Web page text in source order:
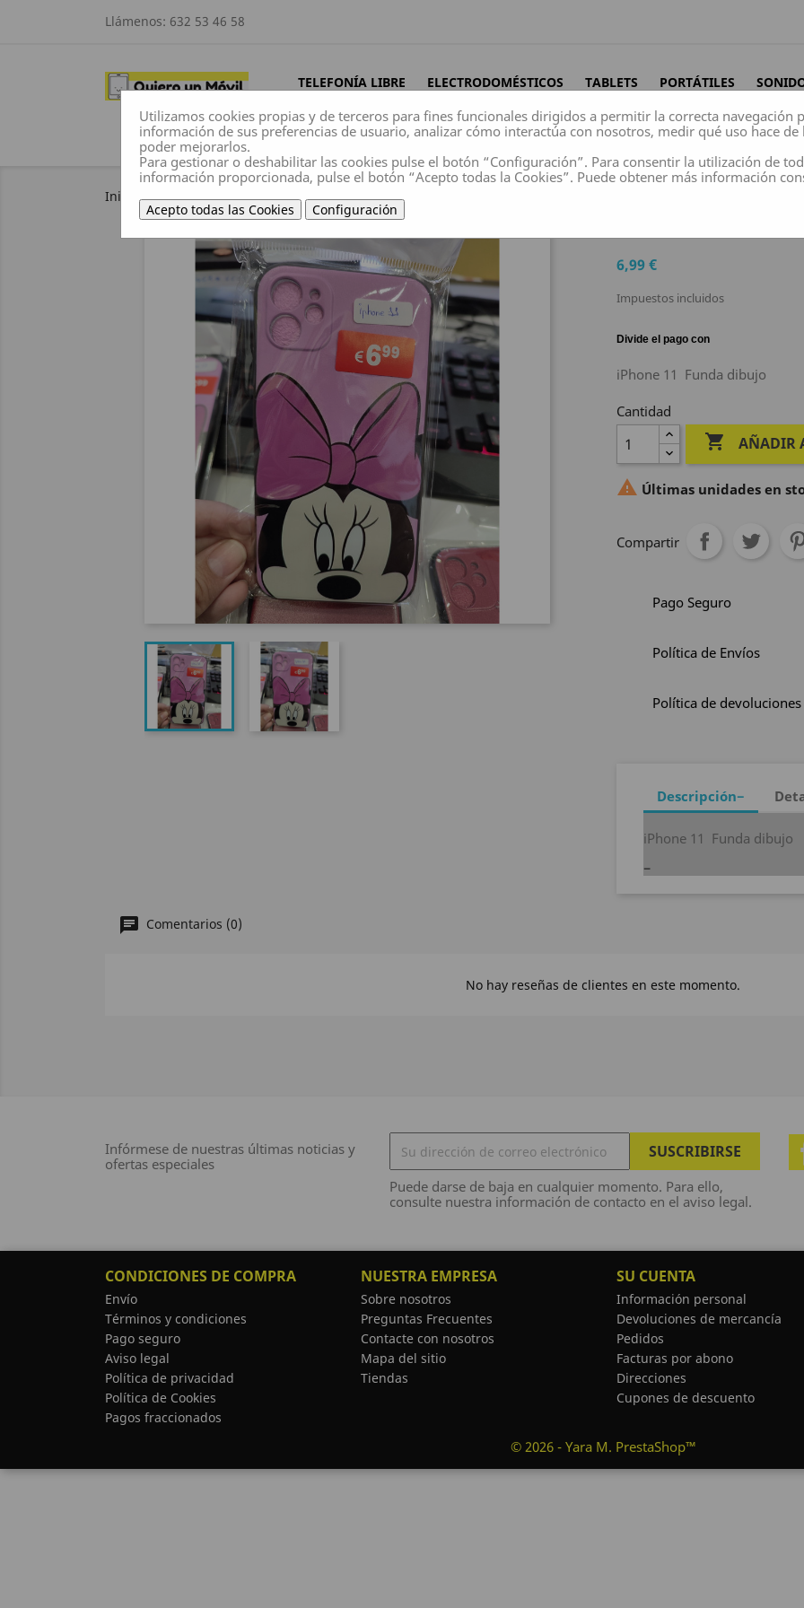
Llámenos: 632 53 46 58
TELEFONÍA LIBRE ELECTRODOMÉSTICOS TABLETS PORTÁTILES
Inicio Fundas Apple iPhone 11 iPhone 11 Funda dibujo
6,99 €
Impuestos incluidos
iPhone 11 Funda dibujo
Cantidad
 AÑADIR
 Últimas unidades en
Compartir
Pago Seguro
Política de Envíos
Política de devoluciones
Descripción
iPhone 11 Funda dibujo
Comentarios (0)
No hay reseñas de clientes en este momento.
Infórmese de nuestras últimas noticias y
ofertas especiales
Puede darse de baja en cualquier momento. Para ello,
consulte nuestra información de contacto en el aviso legal.
CONDICIONES DE COMPRA
Envío
Términos y condiciones
Pago seguro
Aviso legal
Política de privacidad
Política de Cookies
Pagos fraccionados
NUESTRA EMPRESA
Sobre nosotros
Preguntas Frecuentes
Contacte con nosotros
Mapa del sitio
Tiendas
SU CUENTA
Información personal
Devoluciones de mercancía
Pedidos
Facturas por abono
Direcciones
Cupones de descuento
© 2026 - Yara M. PrestaShop™
Utilizamos cookies propias y de terceros para fines funcionales dirigidos a permitir la correcta navegación
información de sus preferencias de usuario, analizar cómo interactúa con nosotros, medir qué uso hace
poder mejorarlos.
Para gestionar o deshabilitar las cookies pulse el botón “Configuración”. Para consentir la utilización de
información proporcionada, pulse el botón “Acepto todas la Cookies”. Puede obtener más información
Acepto todas las Cookies Configuración